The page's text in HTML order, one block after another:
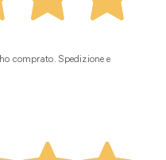
comprato. Spedizione e